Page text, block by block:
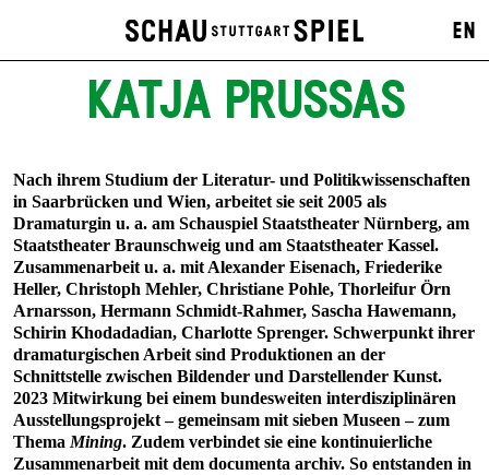
EN
KATJA PRUSSAS
Nach ihrem Studium der Literatur- und Politikwissenschaften
in Saarbrücken und Wien, arbeitet sie seit 2005 als
Dramaturgin u. a. am Schauspiel Staatstheater Nürnberg, am
Staatstheater Braunschweig und am Staatstheater Kassel.
Zusammenarbeit u. a. mit Alexander Eisenach, Friederike
Heller, Christoph Mehler, Christiane Pohle, Thorleifur Örn
Arnarsson, Hermann Schmidt-Rahmer, Sascha Hawemann,
Schirin Khodadadian, Charlotte Sprenger. Schwerpunkt ihrer
dramaturgischen Arbeit sind Produktionen an der
Schnittstelle zwischen Bildender und Darstellender Kunst.
2023 Mitwirkung bei einem bundesweiten interdisziplinären
Ausstellungsprojekt – gemeinsam mit sieben Museen – zum
Thema Mining. Zudem verbindet sie eine kontinuierliche
Zusammenarbeit mit dem documenta archiv. So entstanden in